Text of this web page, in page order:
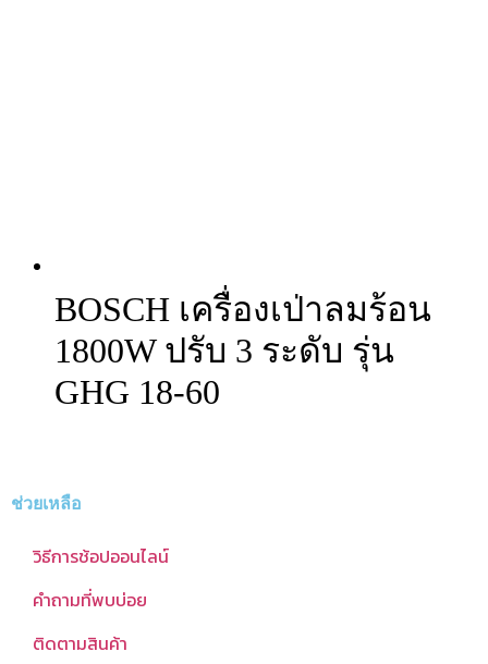
BOSCH เครื่องเป่าลมร้อน
1800W ปรับ 3 ระดับ รุ่น
GHG 18-60
ช่วยเหลือ
วิธีการช้อปออนไลน์
คำถามที่พบบ่อย
ติดตามสินค้า